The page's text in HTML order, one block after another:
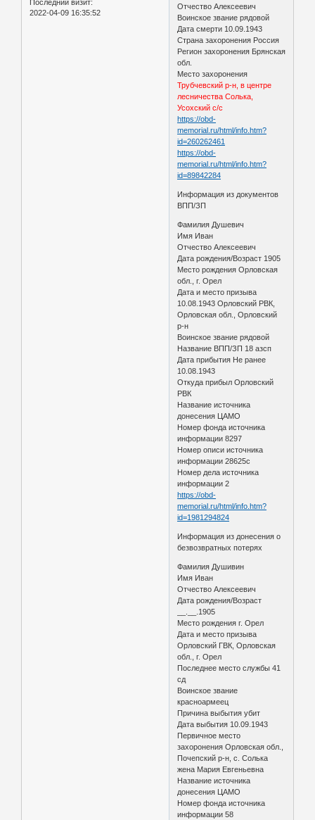
Последний визит:
2022-04-09 16:35:52
Отчество Алексеевич
Воинское звание рядовой
Дата смерти 10.09.1943
Страна захоронения Россия
Регион захоронения Брянская
обл.
Место захоронения
Трубчевский р-н, в центре
лесничества Солька,
Усохский с/с
https://obd-
memorial.ru/html/info.htm?
id=260262461
https://obd-
memorial.ru/html/info.htm?
id=89842284
Информация из документов
ВПП/ЗП
Фамилия Душевич
Имя Иван
Отчество Алексеевич
Дата рождения/Возраст 1905
Место рождения Орловская
обл., г. Орел
Дата и место призыва
10.08.1943 Орловский РВК,
Орловская обл., Орловский
р-н
Воинское звание рядовой
Название ВПП/ЗП 18 азсп
Дата прибытия Не ранее
10.08.1943
Откуда прибыл Орловский
РВК
Название источника
донесения ЦАМО
Номер фонда источника
информации 8297
Номер описи источника
информации 28625с
Номер дела источника
информации 2
https://obd-
memorial.ru/html/info.htm?
id=1981294824
Информация из донесения о
безвозвратных потерях
Фамилия Душивин
Имя Иван
Отчество Алексеевич
Дата рождения/Возраст
__.__.1905
Место рождения г. Орел
Дата и место призыва
Орловский ГВК, Орловская
обл., г. Орел
Последнее место службы 41
сд
Воинское звание
красноармеец
Причина выбытия убит
Дата выбытия 10.09.1943
Первичное место
захоронения Орловская обл.,
Почепский р-н, с. Солька
жена Мария Евгеньевна
Название источника
донесения ЦАМО
Номер фонда источника
информации 58